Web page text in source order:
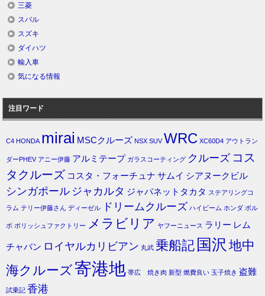
三菱
スバル
スズキ
ダイハツ
輸入車
気になる情報
注目ワード
C4 HONDA mirai MSCクルーズ NSX SUV WRC XC60D4 アウトラン
ダーPHEV アニー伊藤 アルミテープ ガラスコーティング クルーズ コス
タクルーズ コスタ・フォーチュナ サムイ シアヌークビル
シンガポール ジャカルタ ジャパネットタカタ ステアリングコ
ラム テリー伊藤さん ディーゼル ドリームクルーズ ハイビーム ホンダ ボル
ボ ポリッシュファクトリー メラビリア ヤフーニュース ラリー レム
チャバン ロイヤルカリビアン 丸武 乗船記 国沢 地中
海クルーズ寄港地 帯広 焼き肉 新型 燃費良い 玉子焼き 盗難
試乗記 香港